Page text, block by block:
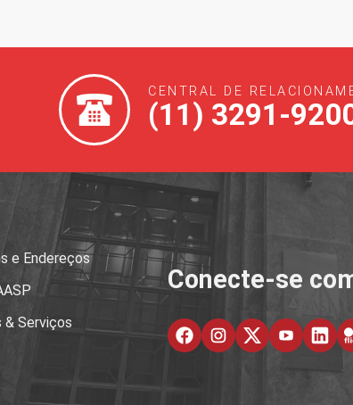
CENTRAL DE
(11) 3291-
e Endereços
& Serviços
Conecte-se